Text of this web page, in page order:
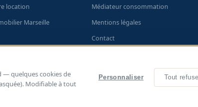
location
Marseille
Médiateur consommation
Mentions légales
Contact
— quelques cookies de
Modifiable à tout
Personnaliser Tout